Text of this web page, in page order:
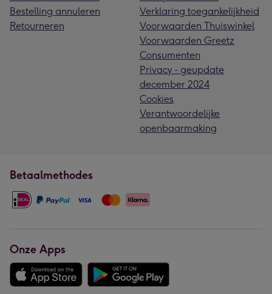
Bestelling annuleren
Retourneren
Verklaring toegankelijkheid
Voorwaarden Thuiswinkel
Voorwaarden Greetz
Consumenten
Privacy - geupdate
december 2024
Cookies
Verantwoordelijke
openbaarmaking
Betaalmethodes
Onze Apps